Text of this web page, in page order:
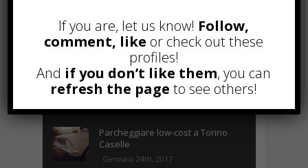
Alcuni trucchi per avere un blog di
successo
Novembre 22nd, 2016
Comprare visite YouTube: i 5
vantaggi TOP!
Parcheggiare low-cost a Torino
Caselle
Gennaio 24th, 2017
If you are, let us know! Follow,
comment, like or check out these
profiles!
And if you don’t like them, you can
refresh the page to see others!